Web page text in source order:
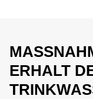
ERHALT